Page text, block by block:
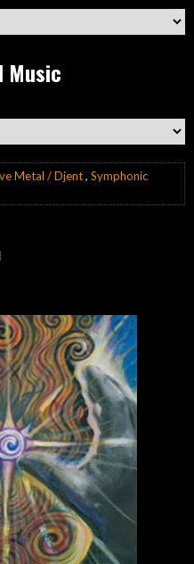
Music
Metal / Djent, Symphonic